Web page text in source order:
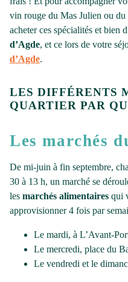
vin rouge du Mas Julien ou
acheter ces spécialités et bien
d’Agde, et ce lors de votre
d’Agde.
LES DIFFÉRENTS
QUARTIER PAR
Les marchés
De mi-juin à fin septembre,
30 à 13 h, un marché se
les marchés alimentaires qui
approvisionner 4 fois par
Le mardi, à L’Avant-
Le mercredi, place du
Le vendredi et le